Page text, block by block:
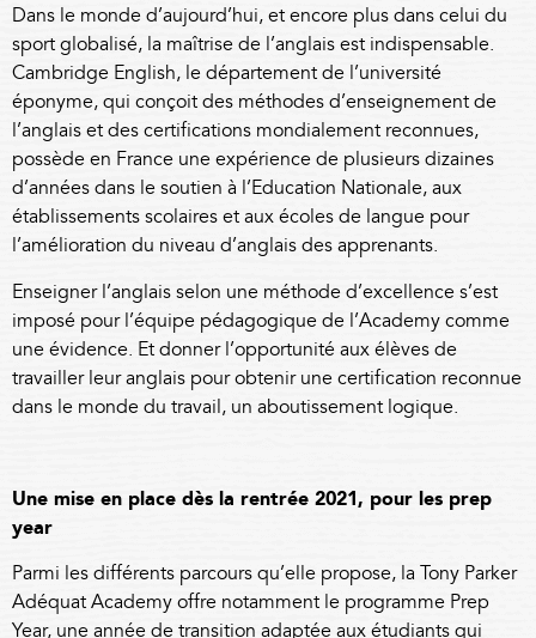
Dans le monde d’aujourd’hui, et encore plus dans celui du
sport globalisé, la maîtrise de l’anglais est indispensable.
Cambridge English, le département de l’université
éponyme, qui conçoit des méthodes d’enseignement de
l’anglais et des certifications mondialement reconnues,
possède en France une expérience de plusieurs dizaines
d’années dans le soutien à l’Education Nationale, aux
établissements scolaires et aux écoles de langue pour
l’amélioration du niveau d’anglais des apprenants.
Enseigner l’anglais selon une méthode d’excellence s’est
imposé pour l’équipe pédagogique de l’Academy comme
une évidence. Et donner l’opportunité aux élèves de
travailler leur anglais pour obtenir une certification reconnue
dans le monde du travail, un aboutissement logique.
Une mise en place dès la rentrée 2021, pour les prep
year
Parmi les différents parcours qu’elle propose, la Tony Parker
Adéquat Academy offre notamment le programme Prep
Year, une année de transition adaptée aux étudiants qui